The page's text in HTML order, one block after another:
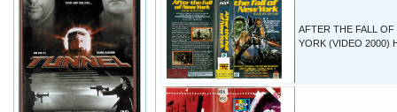
AFTER THE FALL OF
YORK (VIDEO 2000)